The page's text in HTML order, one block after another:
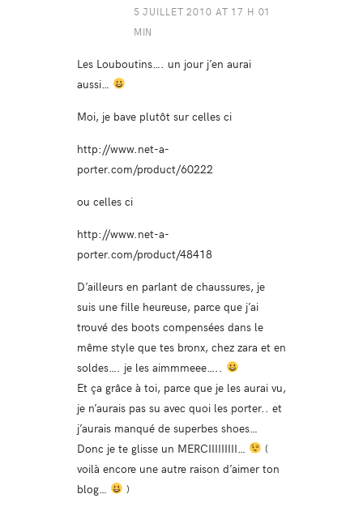
5 JUILLET 2010 AT 17 H 01
MIN
Les Louboutins…. un jour j’en aurai
aussi…
Moi, je bave plutôt sur celles ci
http://www.net-a-
porter.com/product/60222
ou celles ci
http://www.net-a-
porter.com/product/48418
D’ailleurs en parlant de chaussures, je
suis une fille heureuse, parce que j’ai
trouvé des boots compensées dans le
même style que tes bronx, chez zara et en
soldes…. je les aimmmeee…..
Et ça grâce à toi, parce que je les aurai vu,
je n’aurais pas su avec quoi les porter.. et
j’aurais manqué de superbes shoes…
Donc je te glisse un MERCIIIIIIIII…
(
voilà encore une autre raison d’aimer ton
blog…
)